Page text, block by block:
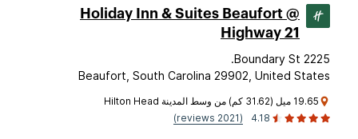
Holiday Inn & Suites Beaufort @
Highway 21
2225 Boundary St.
Beaufort, South Carolina 29902, United States
19.65 ميل (31.62 كم) من وسط المدينة Hilton Head
4.18
(2021 reviews)